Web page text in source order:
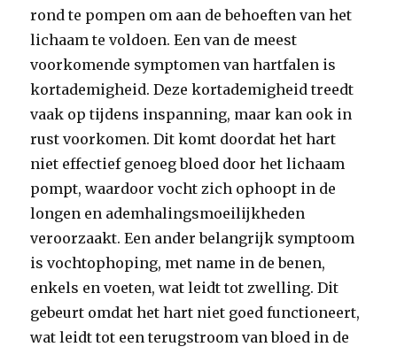
rond te pompen om aan de behoeften van het
lichaam te voldoen. Een van de meest
voorkomende symptomen van hartfalen is
kortademigheid. Deze kortademigheid treedt
vaak op tijdens inspanning, maar kan ook in
rust voorkomen. Dit komt doordat het hart
niet effectief genoeg bloed door het lichaam
pompt, waardoor vocht zich ophoopt in de
longen en ademhalingsmoeilijkheden
veroorzaakt. Een ander belangrijk symptoom
is vochtophoping, met name in de benen,
enkels en voeten, wat leidt tot zwelling. Dit
gebeurt omdat het hart niet goed functioneert,
wat leidt tot een terugstroom van bloed in de